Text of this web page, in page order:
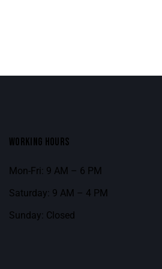
WORKING HOURS
Mon-Fri: 9 AM – 6 PM
Saturday: 9 AM – 4 PM
Sunday: Closed